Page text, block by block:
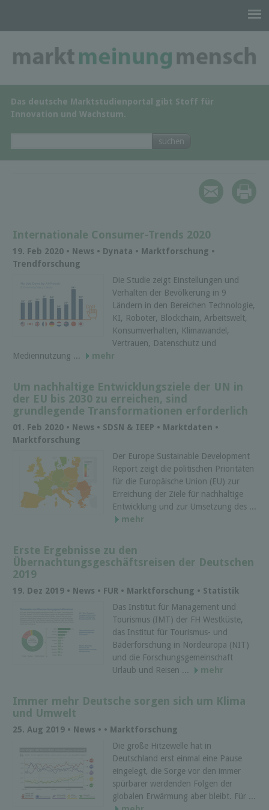
Das deutsche Marktstudienportal gibt Stoff für
Innovation und Wachstum.
Internationale Consumer-Trends 2020
19. Feb 2020 • News • Dynata • Marktforschung •
Trendforschung
Die Studie zeigt Einstellungen und
Verhalten der Bevölkerung in 9
Ländern in den Bereichen Technologie,
KI, Roboter, Blockchain, Arbeitswelt,
Konsumverhalten, Klimawandel,
Vertrauen, Datenschutz und
Mediennutzung ...
mehr
Um nachhaltige Entwicklungsziele der UN in
der EU bis 2030 zu erreichen, sind
grundlegende Transformationen erforderlich
01. Feb 2020 • News • SDSN & IEEP • Marktdaten •
Marktforschung
Der Europe Sustainable Development
Report zeigt die politischen Prioritäten
für die Europäische Union (EU) zur
Erreichung der Ziele für nachhaltige
Entwicklung und zur Umsetzung des ...
mehr
Erste Ergebnisse zu den
Übernachtungsgeschäftsreisen der Deutschen
2019
19. Dez 2019 • News • FUR • Marktforschung • Statistik
Das Institut für Management und
Tourismus (IMT) der FH Westküste,
das Institut für Tourismus- und
Bäderforschung in Nordeuropa (NIT)
und die Forschungsgemeinschaft
Urlaub und Reisen ...
mehr
Immer mehr Deutsche sorgen sich um Klima
und Umwelt
25. Aug 2019 • News • • Marktforschung
Die große Hitzewelle hat in
Deutschland erst einmal eine Pause
eingelegt, die Sorge vor den immer
spürbarer werdenden Folgen der
globalen Erwärmung aber bleibt. Für ...